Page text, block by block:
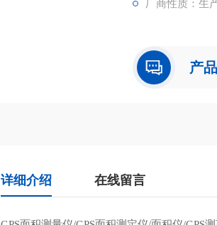
厂商性质：生
产
详细介绍 在线留言